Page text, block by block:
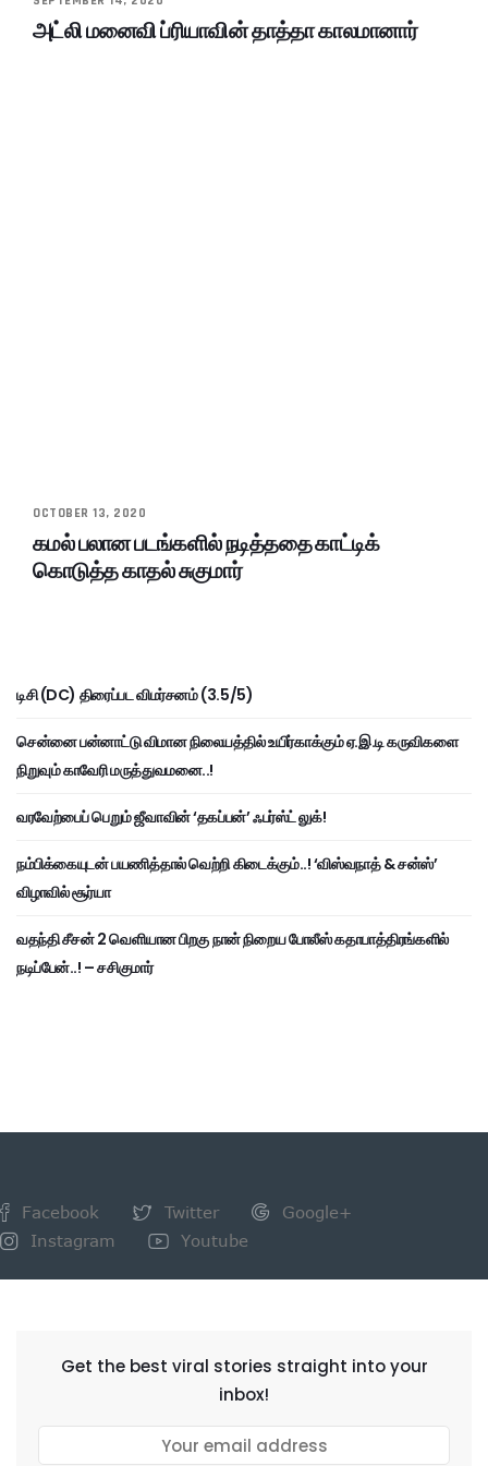
அட்லி மனைவி ப்ரியாவின் தாத்தா காலமானார்
OCTOBER 13, 2020
கமல் பலான படங்களில் நடித்ததை காட்டிக்
கொடுத்த காதல் சுகுமார்
டிசி (DC) திரைப்பட விமர்சனம் (3.5/5)
சென்னை பன்னாட்டு விமான நிலையத்தில் உயிர்காக்கும் ஏ.இ.டி கருவிகளை
நிறுவும் காவேரி மருத்துவமனை..!
வரவேற்பைப் பெறும் ஜீவாவின் ‘தகப்பன்’ ஃபர்ஸ்ட் லுக்!
நம்பிக்கையுடன் பயணித்தால் வெற்றி கிடைக்கும்..! ‘விஸ்வநாத் & சன்ஸ்’
விழாவில் சூர்யா
வதந்தி சீசன் 2 வெளியான பிறகு நான் நிறைய போலீஸ் கதாபாத்திரங்களில்
நடிப்பேன்..! – சசிகுமார்
Facebook Twitter
Google+
Instagram
Youtube
Get the best viral stories straight into your
inbox!